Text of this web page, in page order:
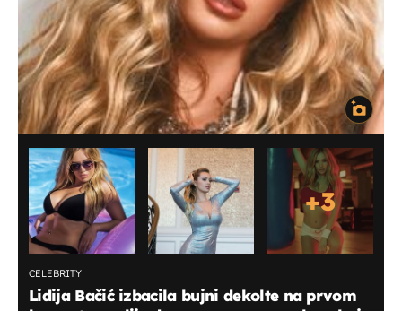
+3
CELEBRITY
Lidija Bačić izbacila bujni dekolte na prvom